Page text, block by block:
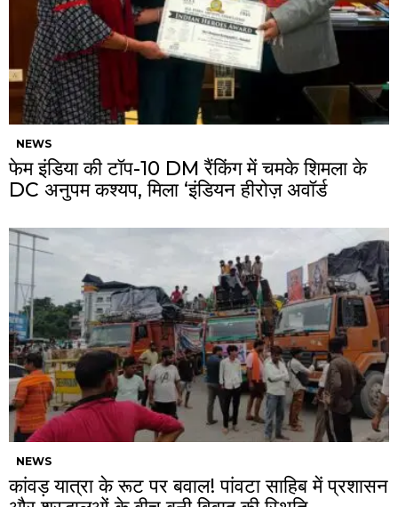
NEWS
फेम इंडिया की टॉप-10 DM रैंकिंग में चमके शिमला के
DC अनुपम कश्यप, मिला ‘इंडियन हीरोज़ अवॉर्ड
NEWS
कांवड़ यात्रा के रूट पर बवाल! पांवटा साहिब में प्रशासन